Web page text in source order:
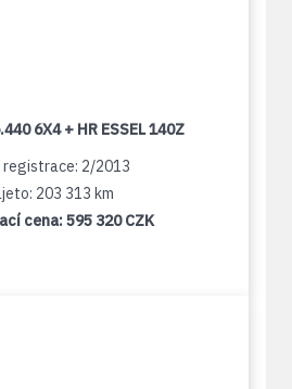
6X4 + HR ESSEL 140Z
registrace: 2/2013
203 313 km
cena:595 320 CZK